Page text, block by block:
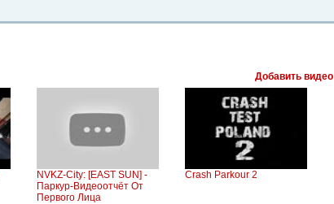
Добавить видео
NVKZ-City: [EAST SUN] -
Паркур-Видеоотчёт От
Первого Лица
Crash Parkour 2